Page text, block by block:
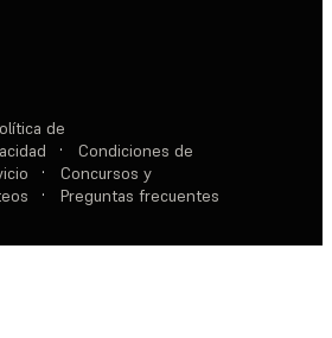
de
·
Condiciones de
·
Concursos y
· Preguntas frecuentes